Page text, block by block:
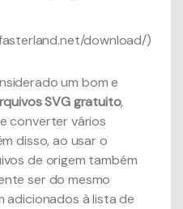
download/)
um bom e
SVG gratuito,
converter vários
disso, ao usar o
de origem também
ser do mesmo
adicionados à lista de